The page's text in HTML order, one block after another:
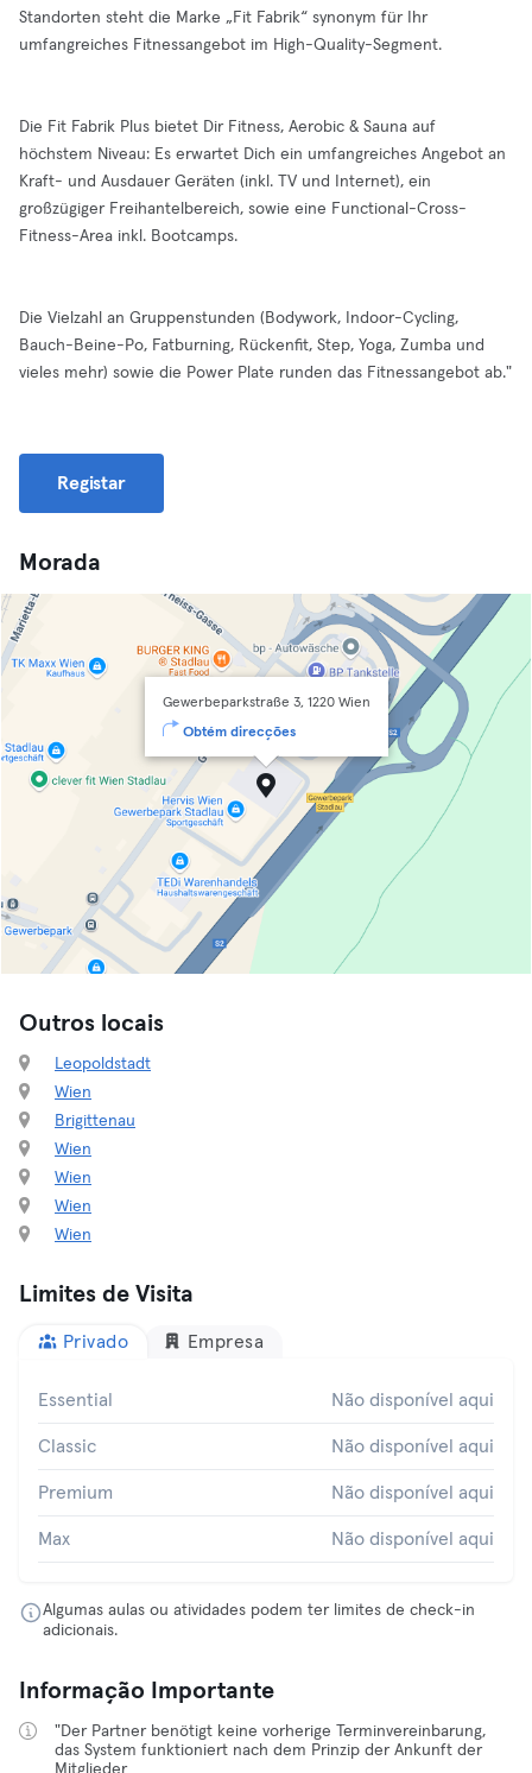
Standorten steht die Marke „Fit Fabrik“ synonym für Ihr
umfangreiches Fitnessangebot im High-Quality-Segment.
Die Fit Fabrik Plus bietet Dir Fitness, Aerobic & Sauna auf
höchstem Niveau: Es erwartet Dich ein umfangreiches Angebot an
Kraft- und Ausdauer Geräten (inkl. TV und Internet), ein
großzügiger Freihantelbereich, sowie eine Functional-Cross-
Fitness-Area inkl. Bootcamps.
Die Vielzahl an Gruppenstunden (Bodywork, Indoor-Cycling,
Bauch-Beine-Po, Fatburning, Rückenfit, Step, Yoga, Zumba und
vieles mehr) sowie die Power Plate runden das Fitnessangebot ab."
Registar
Morada
Gewerbeparkstraße 3, 1220 Wien
Obtém direcções
Outros locais
Leopoldstadt
Wien
Brigittenau
Wien
Wien
Wien
Wien
Limites de Visita
Privado Empresa
Essential Não disponível aqui
Classic Não disponível aqui
Premium Não disponível aqui
Max Não disponível aqui
Algumas aulas ou atividades podem ter limites de check-in
adicionais.
Informação Importante
"Der Partner benötigt keine vorherige Terminvereinbarung,
das System funktioniert nach dem Prinzip der Ankunft der
Mitglieder